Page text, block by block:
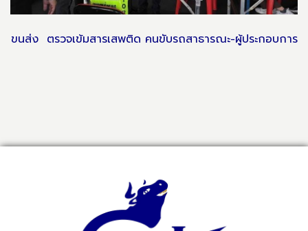
ขนส่ง ตรวจเข้มสารเสพติด คนขับรถสาธารณะ-ผู้ประกอบการ